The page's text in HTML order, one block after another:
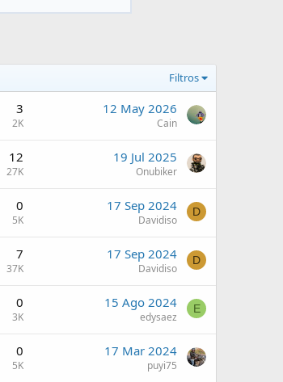
Filtros
3
2K
12 May 2026
Cain
12
27K
19 Jul 2025
Onubiker
0
5K
17 Sep 2024
Davidiso
D
7
37K
17 Sep 2024
Davidiso
D
0
3K
15 Ago 2024
edysaez
E
0
5K
17 Mar 2024
puyi75